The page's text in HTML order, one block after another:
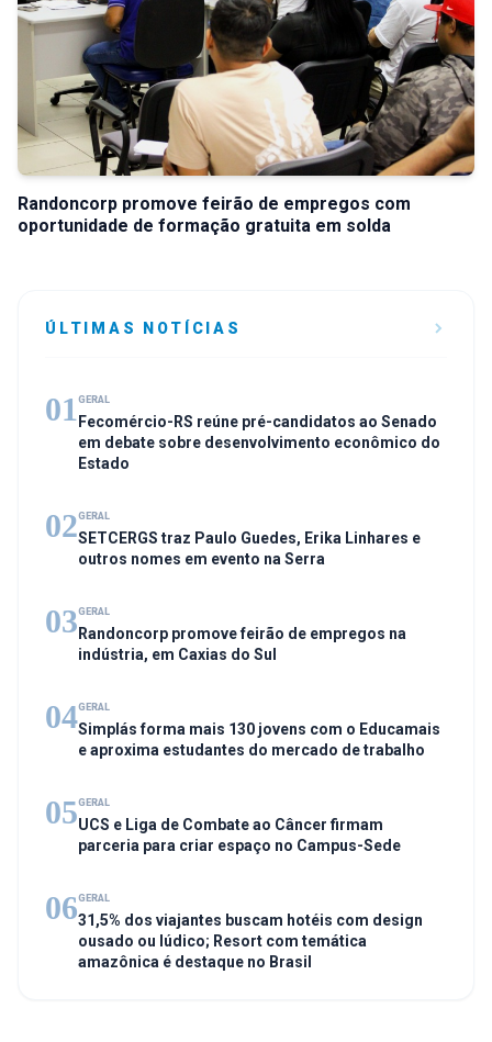
Randoncorp promove feirão de empregos com
oportunidade de formação gratuita em solda
ÚLTIMAS NOTÍCIAS
01 GERAL
Fecomércio-RS reúne pré-candidatos ao Senado
em debate sobre desenvolvimento econômico do
Estado
02GERAL
SETCERGS traz Paulo Guedes, Erika Linhares e
outros nomes em evento na Serra
03GERAL
Randoncorp promove feirão de empregos na
indústria, em Caxias do Sul
04GERAL
Simplás forma mais 130 jovens com o Educamais
e aproxima estudantes do mercado de trabalho
05GERAL
UCS e Liga de Combate ao Câncer firmam
parceria para criar espaço no Campus-Sede
06GERAL
31,5% dos viajantes buscam hotéis com design
ousado ou lúdico; Resort com temática
amazônica é destaque no Brasil